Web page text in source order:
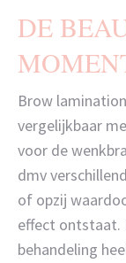
DE
Brow
vergelijkbaar
voor de
dmv
of opzij
effect ontstaat.
behandeling